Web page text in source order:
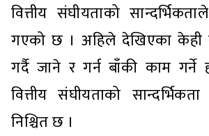
वित्तीय संघीयताको
गएको छ । अहिले देखिएका केही
गर्दै जाने र गर्न बाँकी काम गर्ने
वित्तीय संघीयताको
निश्चित छ ।